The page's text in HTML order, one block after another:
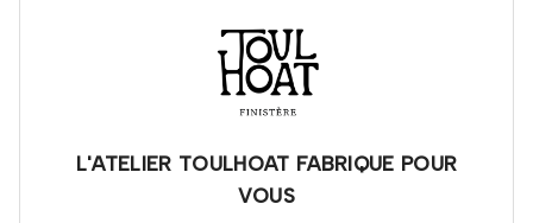
L'ATELIER TOULHOAT FABRIQUE POUR
VOUS